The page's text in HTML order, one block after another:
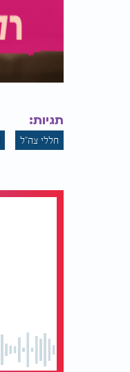
תגיות:
חללי צה"ל